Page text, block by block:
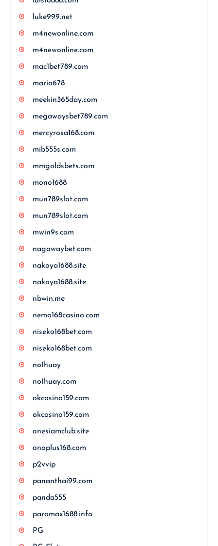
luke999.net
m4newonline.com
m4newonline.com
mac1bet789.com
mario678
meekin365day.com
megawaysbet789.com
mercyrosa168.com
mib555s.com
mmgoldsbets.com
mono1688
mun789slot.com
mun789slot.com
mwin9s.com
nagawaybet.com
nakoya1688.site
nakoya1688.site
nbwin.me
nemo168casino.com
niseko168bet.com
niseko168bet.com
no1huay
no1huay.com
okcasino159.com
okcasino159.com
onesiamclub.site
onoplus168.com
p2vvip
pananthai99.com
panda555
paramax1688.info
PG